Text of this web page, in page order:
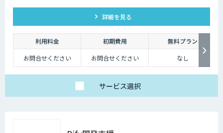
詳細を見る
利用料金 初期費用
無料プラン
お問合せください
お問合せください なし
サービス選択